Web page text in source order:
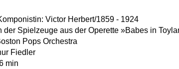
Victor Herbert/1859 - 1924
der Spielzeuge aus der Operette »Babes in
Pops Orchestra
Fiedler
min